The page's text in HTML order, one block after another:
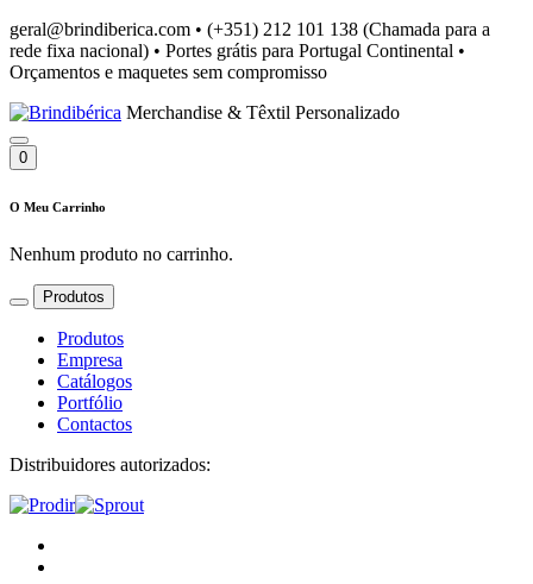
geral@brindiberica.com • (+351) 212 101 138 (Chamada para a
rede fixa nacional) • Portes grátis para Portugal Continental •
Orçamentos e maquetes sem compromisso
Merchandise & Têxtil Personalizado
0
O Meu Carrinho
Nenhum produto no carrinho.
Produtos
Produtos
Empresa
Catálogos
Portfólio
Contactos
Distribuidores autorizados: